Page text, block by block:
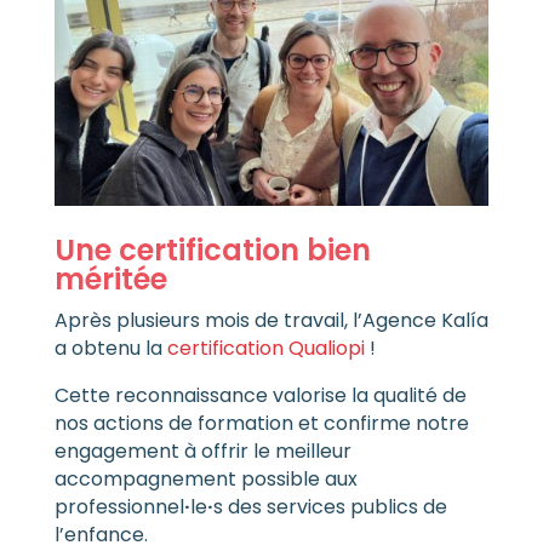
Une certification bien
méritée
Après plusieurs mois de travail, l’Agence Kalía
a obtenu lacertification Qualiopi!
Cette reconnaissance valorise la qualité de
nos actions de formation et confirme notre
engagement à offrir le meilleur
accompagnement possible aux
professionnel·le·s des services publics de
l’enfance.